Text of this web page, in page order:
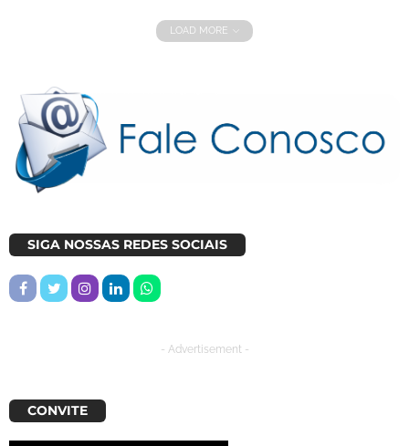
LOAD MORE
SIGA NOSSAS REDES SOCIAIS
- Advertisement -
CONVITE